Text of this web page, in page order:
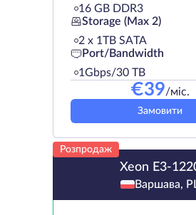
16 GB DDR3
Storage (Max 2)
2 х 1TB SATA
Port/Bandwidth
1Gbps/30 TB
€39/міс.
Замовити
Розпродаж
Xeon E3-
Варшава,